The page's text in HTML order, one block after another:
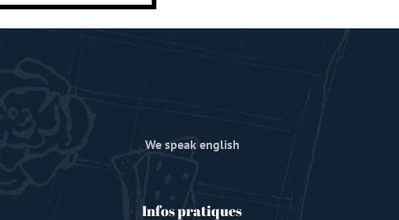
We speak english
Infos pratiques